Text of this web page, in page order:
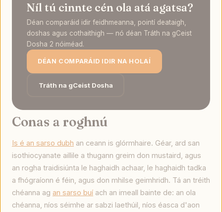
Níl tú cinnte cén ola atá agatsa?
Déan comparáid idir feidhmeanna, pointí deataigh,
doshas agus cothaithigh — nó déan Tráth na gCeist
Dosha 2 nóiméad.
DÉAN COMPARÁID IDIR NA HOLAÍ
Tráth na gCeist Dosha
Conas a roghnú
Is é an sarso dubh an ceann is glórmhaire. Géar, ard san
isothiocyanate aillile a thugann greim don mustaird, agus
an rogha traidisiúnta le haghaidh achaar, le haghaidh tadka
a fhógraíonn é féin, agus don mhilse geimhridh. Tá an tréith
chéanna ag an sarso buí ach an imeall bainte de: an ola
chéanna, níos séimhe ar sabzi laethúil, níos éasca d'aon